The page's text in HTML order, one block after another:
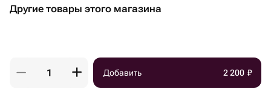
Другие товары этого магазина
Добавить 2 200 ₽